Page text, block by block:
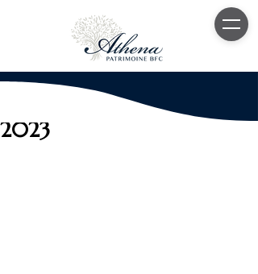
Projet de la Loi Finances
2023
14 oct. 2022